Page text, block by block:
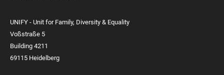
UNIFY - Unit for Family, Diversity & Equality
Voßstraße 5
Building 4211
69115 Heidelberg